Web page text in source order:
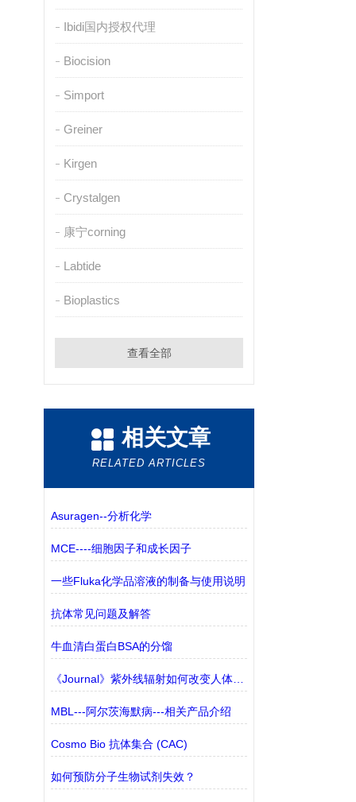
Ibidi国内授权代理
Biocision
Simport
Greiner
Kirgen
Crystalgen
康宁corning
Labtide
Bioplastics
查看全部
相关文章
RELATED ARTICLES
Asuragen--分析化学
MCE----细胞因子和成长因子
一些Fluka化学品溶液的制备与使用说明
抗体常见问题及解答
牛血清白蛋白BSA的分馏
《Journal》紫外线辐射如何改变人体皮肤的微观结构
MBL---阿尔茨海默病---相关产品介绍
Cosmo Bio 抗体集合 (CAC)
如何预防分子生物试剂失效？